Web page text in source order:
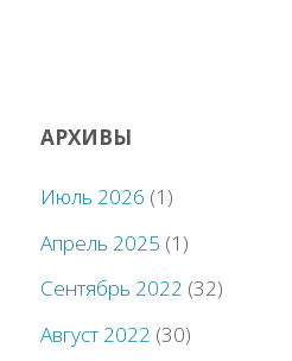
АРХИВЫ
Июль 2026 (1)
Апрель 2025 (1)
Сентябрь 2022 (32)
Август 2022 (30)